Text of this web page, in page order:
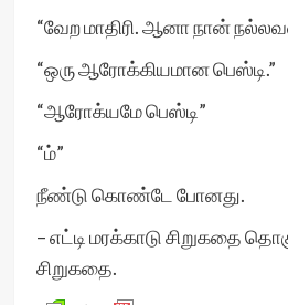
“வேற மாதிரி. ஆனா நான்
“ஒரு ஆரோக்கியமான பெஸ்டி.”
“ஆரோக்யமே பெஸ்டி”
“ம்”
நீண்டு கொண்டே போனது.
– எட்டி மரக்காடு சிறுகதை
சிறுகதை.